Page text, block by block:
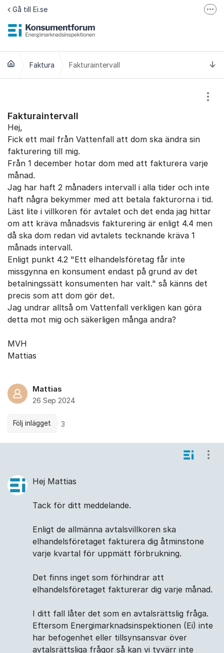
Hoppa till innehåll
Gå till Ei.se
Jämför elavtal på Elpriskollen.se
Faktura Fakturaintervall
Fakturaintervall
Hej,
Fick ett mail från Vattenfall att dom ska ändra sin
fakturering till mig.
Från 1 december hotar dom med att fakturera varje
månad.
Jag har haft 2 månaders intervall i alla tider och inte
haft några bekymmer med att betala fakturorna i tid.
Läst lite i villkoren för avtalet och det enda jag hittar
om att kräva månadsvis fakturering är enligt 4.4 men
då ska dom redan vid avtalets tecknande kräva 1
månads intervall.
Enligt punkt 4.2 "Ett elhandelsföretag får inte
missgynna en konsument endast på grund av det
betalningssätt konsumenten har valt." så känns det
precis som att dom gör det.
Jag undrar alltså om Vattenfall verkligen kan göra
detta mot mig och säkerligen många andra?
MVH
Mattias
Mattias
26 Sep 2024
Följ inlägget 3
Hej Mattias
Tack för ditt meddelande.
Enligt de allmänna avtalsvillkoren ska
elhandelsföretaget fakturera dig åtminstone
varje kvartal för uppmätt förbrukning.
Det finns inget som förhindrar att
elhandelsföretaget fakturerar dig varje månad.
I ditt fall låter det som en avtalsrättslig fråga.
Eftersom Energimarknadsinspektionen (Ei) inte
har befogenhet eller tillsynsansvar över
avtalsrättsliga frågor så kan vi tyvärr inte